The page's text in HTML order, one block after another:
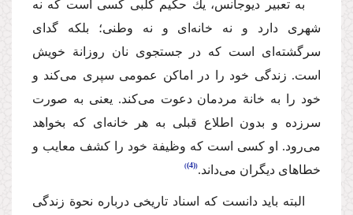
‌به تعبیر دیوجانس، یك حكیم كلبی كسی است كه نه
شهری دارد و نه خانه‌ای و نه وطنی؛ بلكه گدای
سرگشته‌ای است كه در جستجوی نان روزانة خویش
است. زندگی خود را در اماكن عمومی سپری می‌كند و
خود را به خانة‌ مردمان دعوت می‌كند. یعنی به صورت
سرزده و بدون اطلاع قبلی به هر خانه‌ای كه بخواهد
می‌رود. او كسی است كه وظیفة خود را كشف معایب و
خطاهای دیگران می‌داند. (4)
‌البته باید دانست كه اسناد تاریخی درباره نحوة‌ زندگی